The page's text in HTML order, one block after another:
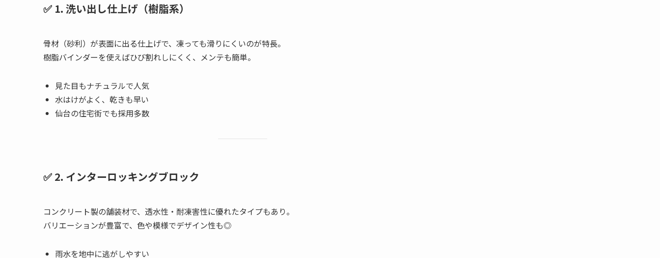
✅ 1. 洗い出し仕上げ（樹脂系）
骨材（砂利）が表面に出る仕上げで、凍っても滑りにくいのが特長。
樹脂バインダーを使えばひび割れしにくく、メンテも簡単。
見た目もナチュラルで人気
水はけがよく、乾きも早い
仙台の住宅街でも採用多数
✅ 2. インターロッキングブロック
コンクリート製の舗装材で、透水性・耐凍害性に優れたタイプもあり。
バリエーションが豊富で、色や模様でデザイン性も◎
雨水を地中に逃がしやすい